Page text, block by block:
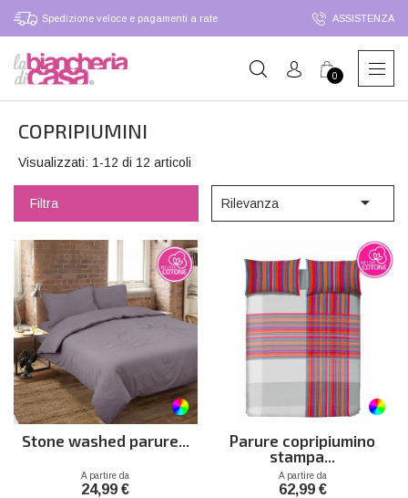
Spedizione veloce e pagamenti a rate ASSISTENZA
0
COPRIPIUMINI
Rilevanza 
Filtra
Visualizzati: 1-12 di 12 articoli
Stone washed parure...
A partire da
Prezzo
24,99 €
Parure copripiumino
stampa...
A partire da
Prezzo
62,99 €